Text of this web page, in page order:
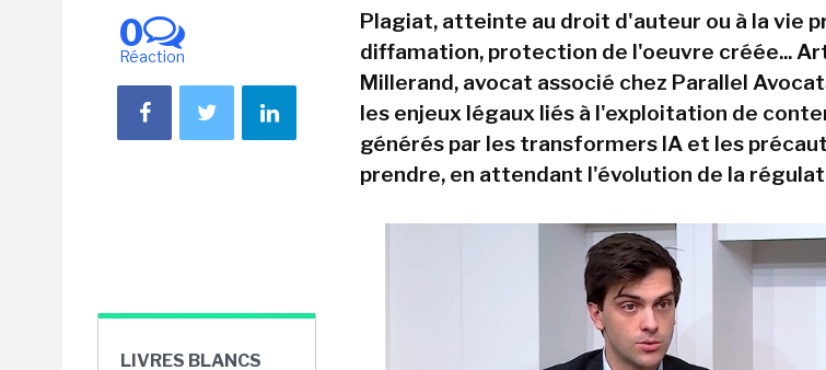
0
Réaction
LIVRES BLANCS
Plagiat, atteinte au droit d'auteur ou à la vie
diffamation, protection de l'oeuvre créée...
Millerand, avocat associé chez Parallel
les enjeux légaux liés à l'exploitation de
générés par les transformers IA et les
prendre, en attendant l'évolution de la